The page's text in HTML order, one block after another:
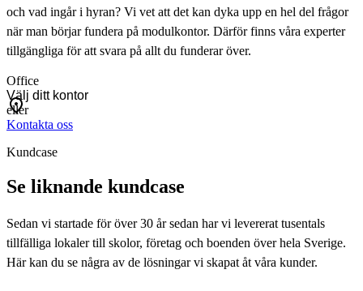
och vad ingår i hyran? Vi vet att det kan dyka upp en hel del frågor
när man börjar fundera på modulkontor. Därför finns våra experter
tillgängliga för att svara på allt du funderar över.
Office
eller
Kontakta oss
Kundcase
Se liknande kundcase
Sedan vi startade för över 30 år sedan har vi levererat tusentals
tillfälliga lokaler till skolor, företag och boenden över hela Sverige.
Här kan du se några av de lösningar vi skapat åt våra kunder.